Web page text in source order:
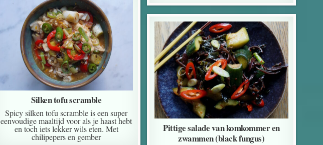
Silken tofu scramble
Spicy silken tofu scramble is een super
eenvoudige maaltijd voor als je haast hebt
en toch iets lekker wils eten. Met
chilipepers en gember
Pittige salade van komkommer en
zwammen (black fungus)